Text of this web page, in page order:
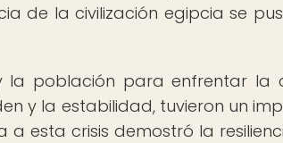
de la civilización egipcia se
población para enfrentar la
y la estabilidad, tuvieron un
a esta crisis demostró la